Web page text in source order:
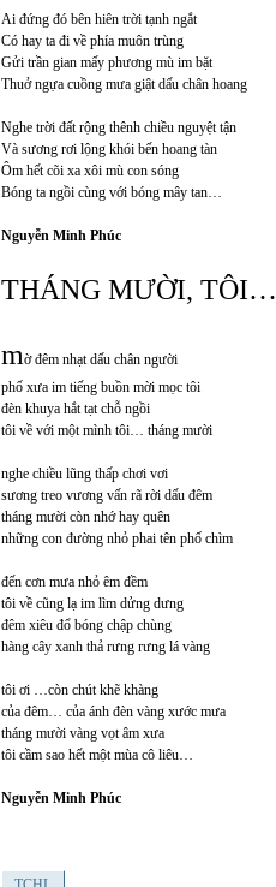
Ai đứng đó bên hiên trời tạnh ngắt
Có hay ta đi về phía muôn trùng
Gửi trần gian mấy phương mù im bặt
Thuở ngựa cuồng mưa giật dấu chân hoang
Nghe trời đất rộng thênh chiều nguyệt tận
Và sương rơi lộng khói bến hoang tàn
Ôm hết cõi xa xôi mù con sóng
Bóng ta ngồi cùng với bóng mây tan…
Nguyễn Minh Phúc
THÁNG MƯỜI, TÔI…
mờ đêm nhạt dấu chân người
phố xưa im tiếng buồn mời mọc tôi
đèn khuya hắt tạt chỗ ngồi
tôi về với một mình tôi… tháng mười
nghe chiều lũng thấp chơi vơi
sương treo vương vấn rã rời dấu đêm
tháng mười còn nhớ hay quên
những con đường nhỏ phai tên phố chìm
đến cơn mưa nhỏ êm đềm
tôi về cũng lạ im lìm dửng dưng
đêm xiêu đổ bóng chập chùng
hàng cây xanh thả rưng rưng lá vàng
tôi ơi …còn chút khẽ khàng
của đêm… của ánh đèn vàng xước mưa
tháng mười vàng vọt âm xưa
tôi cầm sao hết một mùa cô liêu…
Nguyễn Minh Phúc